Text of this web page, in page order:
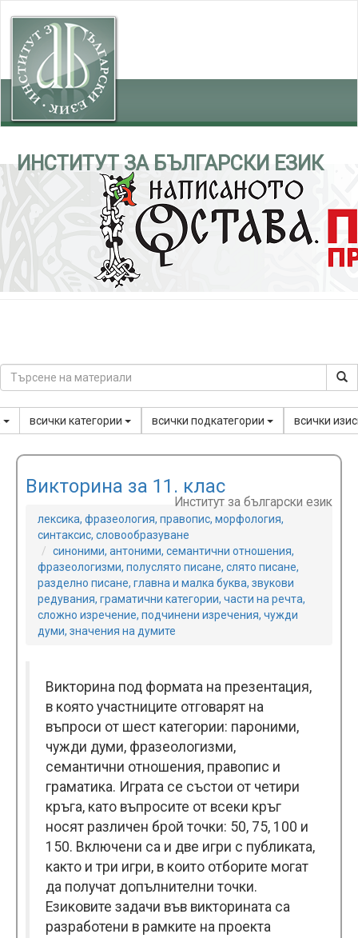
ИНСТИТУТ ЗА БЪЛГАРСКИ ЕЗИК
всички категории всички подкатегории всички
Викторина за 11. клас
Институт за български език
лексика, фразеология, правопис, морфология,
синтаксис, словообразуване
синоними, антоними, семантични отношения,
фразеологизми, полуслято писане, слято писане,
разделно писане, главна и малка буква, звукови
редувания, граматични категории, части на речта,
сложно изречение, подчинени изречения, чужди
думи, значения на думите
Викторина под формата на презентация,
в която участниците отговарят на
въпроси от шест категории: пароними,
чужди думи, фразеологизми,
семантични отношения, правопис и
граматика. Играта се състои от четири
кръга, като въпросите от всеки кръг
носят различен брой точки: 50, 75, 100 и
150. Включени са и две игри с публиката,
както и три игри, в които отборите могат
да получат допълнителни точки.
Езиковите задачи във викторината са
разработени в рамките на проекта